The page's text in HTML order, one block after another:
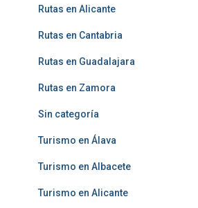
Rutas en Alicante
Rutas en Cantabria
Rutas en Guadalajara
Rutas en Zamora
Sin categoría
Turismo en Álava
Turismo en Albacete
Turismo en Alicante